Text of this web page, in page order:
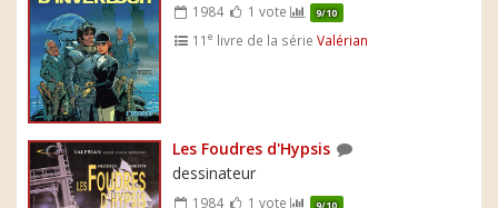
1984 1 vote 9/10
11e livre de la sérieValérian
Les Foudres d'Hypsis
dessinateur
1984 1 vote 9/10